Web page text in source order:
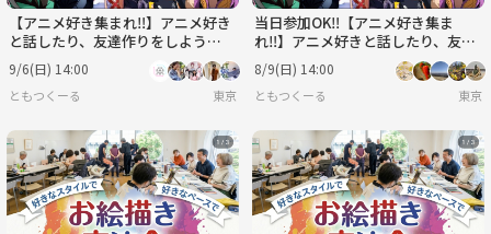
【アニメ好き集まれ‼️】アニメ好き
と話したり、友達作りをしよう
✨️【🔰新規大歓迎】【20代30代】
9/6(日) 14:00
ともつくーる 東京
当日参加OK‼️【アニメ好き集ま
れ‼️】アニメ好きと話したり、友達
作りをしよう✨️【🔰新規大歓迎】
【20代30代】
8/9(日) 14:00
ともつくーる 東京